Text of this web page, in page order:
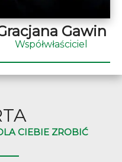
Gawin
Współwłaściciel
CIEBIE ZROBIĆ